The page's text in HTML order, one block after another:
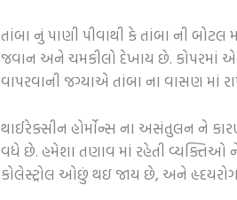
તાંબા નું પાણી પીવાથી કે તાંબા ની
જવાન અને ચમકીલો દેખાય છે. કોપરમાં
વાપરવાની જગ્યાએ તાંબા ના વાસણ માં
થાઈરેક્સીન હોર્મોન્સ ના અસંતુલન ને
વધે છે. હમેશા તણાવ માં રહેતી વ્યક્તિઓ
કોલેસ્ટ્રોલ ઓછું થઇ જાય છે, અને હૃદયરોગ